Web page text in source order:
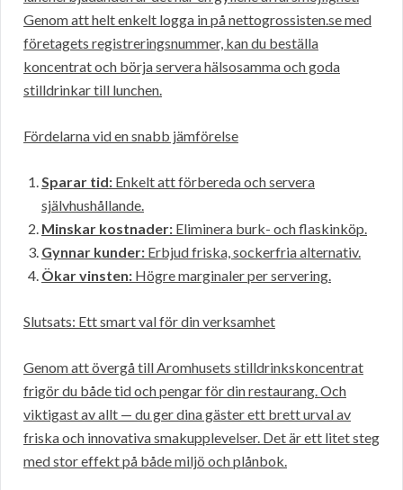
Genom att helt enkelt logga in på nettogrossisten.se med
företagets registreringsnummer, kan du beställa
koncentrat och börja servera hälsosamma och goda
stilldrinkar till lunchen.
Fördelarna vid en snabb jämförelse
Sparar tid: Enkelt att förbereda och servera
självhushållande.
Minskar kostnader: Eliminera burk- och flaskinköp.
Gynnar kunder: Erbjud friska, sockerfria alternativ.
Ökar vinsten: Högre marginaler per servering.
Slutsats: Ett smart val för din verksamhet
Genom att övergå till Aromhusets stilldrinkskoncentrat
frigör du både tid och pengar för din restaurang. Och
viktigast av allt — du ger dina gäster ett brett urval av
friska och innovativa smakupplevelser. Det är ett litet steg
med stor effekt på både miljö och plånbok.